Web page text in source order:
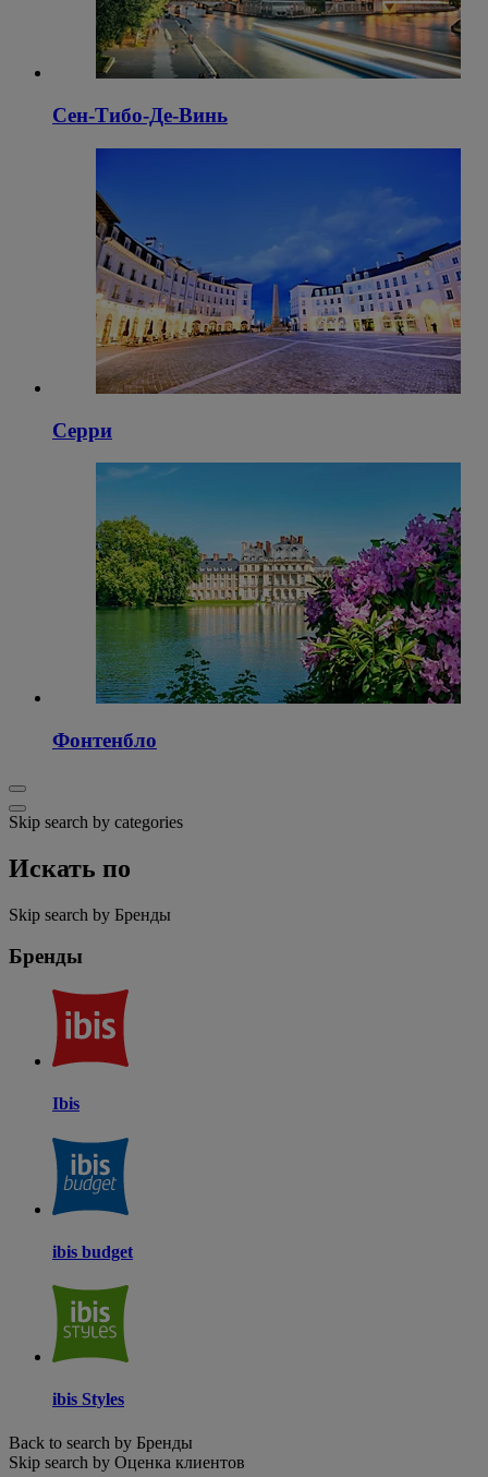
Сен-Тибо-Де-Винь
Серри
Фонтенбло
Skip search by categories
Искать по
Skip search by Бренды
Бренды
Ibis
ibis budget
ibis Styles
Back to search by Бренды
Skip search by Оценка клиентов